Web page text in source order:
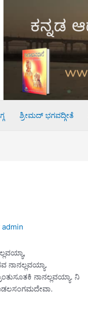
ಶ್ರೀಮದ್ ಭಗವದ್ಗೀತೆ
admin
ನಾನಲ್ಲವಯ್ಯಾ. ನಿ